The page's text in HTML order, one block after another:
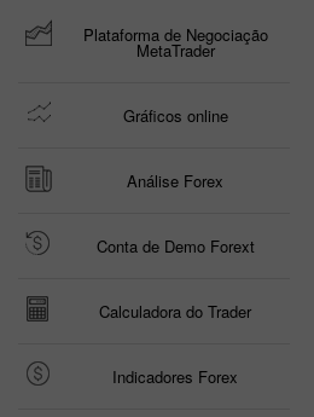
Plataforma de Negociação
MetaTrader
Gráficos online
Análise Forex
Conta de Demo Forext
Calculadora do Trader
Indicadores Forex